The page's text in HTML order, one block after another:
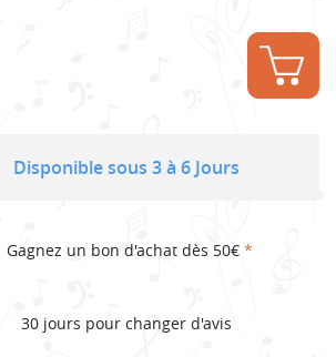
Disponible sous 3 à 6 Jours
Gagnez un bon d'achat dès 50€ *
30 jours pour changer d'avis